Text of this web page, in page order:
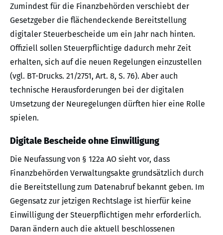
Zumindest für die Finanzbehörden verschiebt der
Gesetzgeber die flächendeckende Bereitstellung
digitaler Steuerbescheide um ein Jahr nach hinten.
Offiziell sollen Steuerpflichtige dadurch mehr Zeit
erhalten, sich auf die neuen Regelungen einzustellen
(vgl. BT-Drucks. 21/2751, Art. 8, S. 76). Aber auch
technische Herausforderungen bei der digitalen
Umsetzung der Neuregelungen dürften hier eine Rolle
spielen.
Digitale Bescheide ohne Einwilligung
Die Neufassung von § 122a AO sieht vor, dass
Finanzbehörden Verwaltungsakte grundsätzlich durch
die Bereitstellung zum Datenabruf bekannt geben. Im
Gegensatz zur jetzigen Rechtslage ist hierfür keine
Einwilligung der Steuerpflichtigen mehr erforderlich.
Daran ändern auch die aktuell beschlossenen